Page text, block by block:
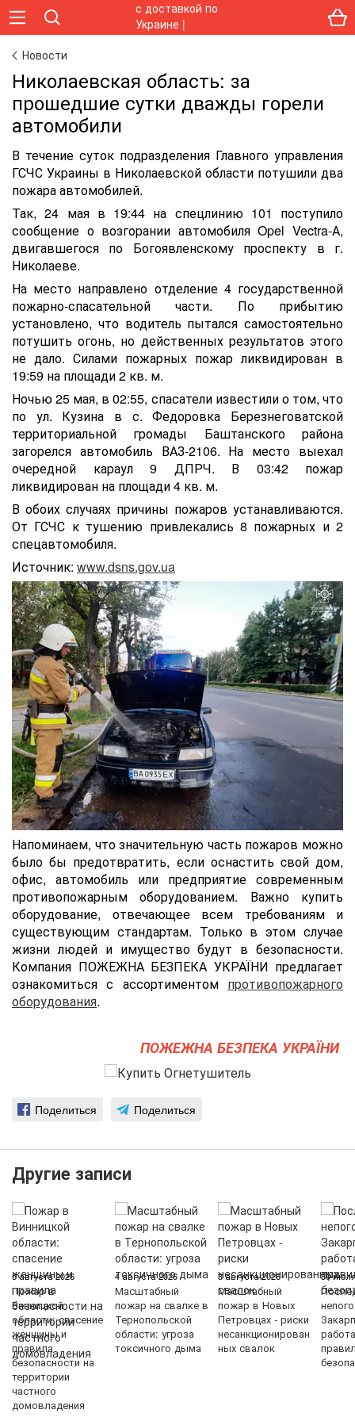
Новости
Николаевская область: за
прошедшие сутки дважды горели
автомобили
В течение суток подразделения Главного управления
ГСЧС Украины в Николаевской области потушили два
пожара автомобилей.
Так, 24 мая в 19:44 на спецлинию 101 поступило
сообщение о возгорании автомобиля Opel Vectra-А,
двигавшегося по Богоявленскому проспекту в г.
Николаеве.
На место направлено отделение 4 государственной
пожарно-спасательной части. По прибытию
установлено, что водитель пытался самостоятельно
потушить огонь, но действенных результатов этого
не дало. Силами пожарных пожар ликвидирован в
19:59 на площади 2 кв. м.
Ночью 25 мая, в 02:55, спасатели известили о том, что
по ул. Кузина в с. Федоровка Березнеговатской
территориальной громады Баштанского района
загорелся автомобиль ВАЗ-2106. На место выехал
очередной караул 9 ДПРЧ. В 03:42 пожар
ликвидирован на площади 4 кв. м.
В обоих случаях причины пожаров устанавливаются.
От ГСЧС к тушению привлекались 8 пожарных и 2
спецавтомобиля.
Источник: www.dsns.gov.ua
Напоминаем, что значительную часть пожаров можно
было бы предотвратить, если оснастить cвой дом,
офис, автомобиль или предприятие современным
противопожарным оборудованием. Важно купить
оборудование, отвечающее всем требованиям и
существующим стандартам. Только в этом случае
жизни людей и имущество будут в безопасности.
Компания ПОЖЕЖНА БЕЗПЕКА УКРАЇНИ предлагает
ознакомиться с ассортиментом противопожарного
оборудования.
ПОЖЕЖНА БЕЗПЕКА УКРАЇНИ
Поделиться Поделиться
Другие записи
5 августа 2026
Пожар в
Винницкой
области: спасение
женщины и
правила
безопасности на
территории
частного
домовладения
4 августа 2026
Масштабный
пожар на свалке в
Тернопольской
области: угроза
токсичного дыма
3 августа 2026
Масштабный
пожар в Новых
Петровцах - риски
несанкционирован
ных свалок
30